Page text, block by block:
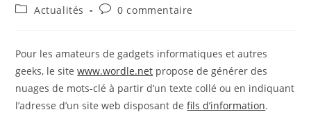
Actualités
0 commentaire
Pour les amateurs de gadgets informatiques et autres
geeks, le sitewww.wordle.net propose de générer des
nuages de mots-clé à partir d’un texte collé ou en indiquant
l’adresse d’un site web disposant defils d’information.